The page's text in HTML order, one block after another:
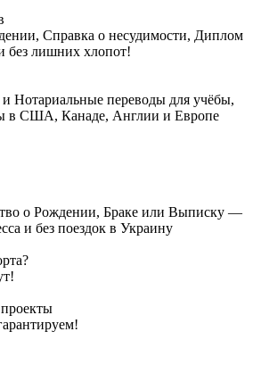
Справка о несудимости, Диплом
лишних хлопот!
Нотариальные переводы для учёбы,
в США, Канаде, Англии и Европе
о Рождении, Браке или Выписку —
и без поездок в Украину